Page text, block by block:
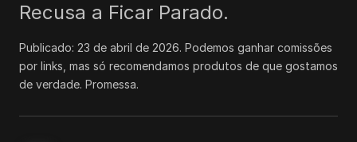
Recusa a Ficar Parado.
Publicado: 23 de abril de 2026. Podemos ganhar comissões
por links, mas só recomendamos produtos de que gostamos
de verdade. Promessa.